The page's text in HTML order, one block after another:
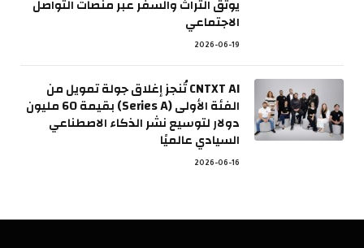
يوثق التراث والسفر عبر منصات التواصل
الاجتماعي
2026-06-19
CNTXT AI تُنجز إغلاق جولة تمويل من
الفئة الأولى (Series A) بقيمة 60 مليون
دولار لتوسيع نشر الذكاء الاصطناعي
السيادي عالميًا
2026-06-16